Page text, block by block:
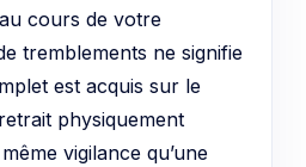
cours de votre
tremblements ne signifie
est acquis sur le
physiquement
vigilance qu’une